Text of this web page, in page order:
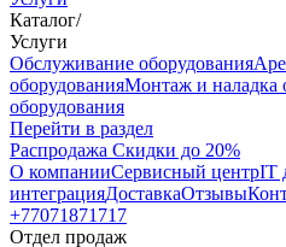
Каталог/
Услуги
Oбслуживание оборудования
оборудованияМонтаж и наладка
оборудования
Перейти в раздел
Распродажа Скидки до 20%
О компанииСервисный центрIT
интеграцияДоставкаОтзывы
+77071871717
Отдел продаж